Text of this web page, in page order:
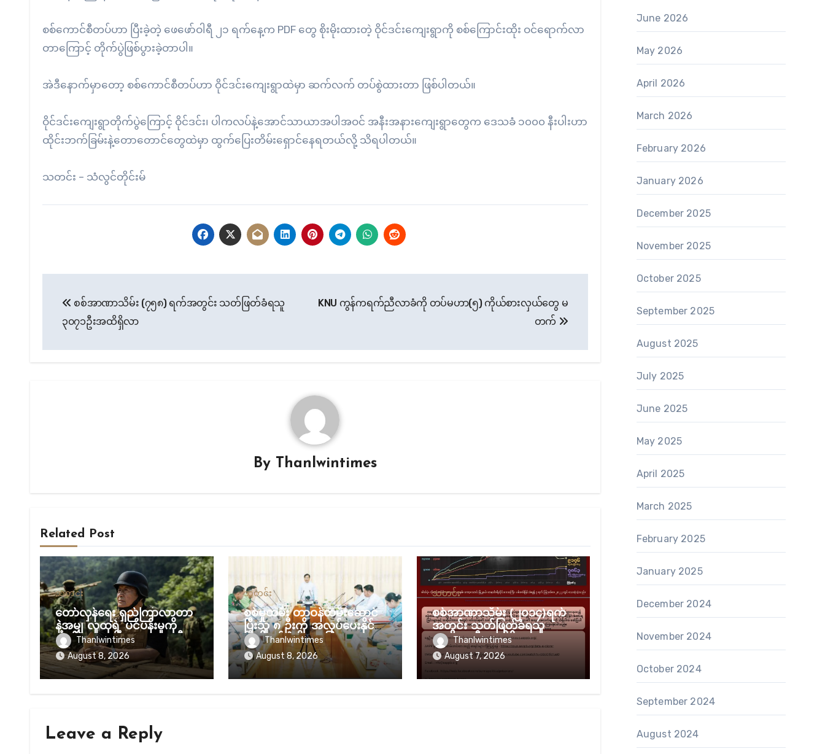
စစ်ကောင်စီတပ်ဟာ ပြီးခဲ့တဲ့ ဖေဖော်ဝါရီ ၂၁ ရက်နေ့က PDF တွေ စိုးမိုးထားတဲ့ ဝိုင်ဒင်းကျေးရွာကို စစ်ကြောင်းထိုး ဝင်ရောက်လာ
တာကြောင့် တိုက်ပွဲဖြစ်ပွားခဲ့တာပါ။
အဲဒီနောက်မှာတော့ စစ်ကောင်စီတပ်ဟာ ဝိုင်ဒင်းကျေးရွာထဲမှာ ဆက်လက် တပ်စွဲထားတာ ဖြစ်ပါတယ်။
ဝိုင်ဒင်းကျေးရွာတိုက်ပွဲကြောင့် ဝိုင်ဒင်း၊ ပါကလပ်နဲ့အောင်သာယာအပါအဝင် အနီးအနားကျေးရွာတွေက ဒေသခံ ၁၀၀၀ နီးပါးဟာ
ထိုင်းဘက်ခြမ်းနဲ့တောတောင်တွေထဲမှာ ထွက်ပြေးတိမ်းရှောင်နေရတယ်လို့ သိရပါတယ်။
သတင်း – သံလွင်တိုင်းမ်
navigation
စစ်အာဏာသိမ်း (၇၅၈) ရက်အတွင်း သတ်ဖြတ်ခံရသူ
၃၀၇၁ဦးအထိရှိလာ
KNU ကွန်ကရက်ညီလာခံကို တပ်မဟာ(၅) ကိုယ်စားလှယ်တွေ မ
တက်
By Thanlwintimes
Related Post
သတင်း
တော်လှန်ရေး ရှည်ကြာလာတာ
နဲ့အမျှ လူထုရဲ့ ပင်ပန်းမှုကို
လျစ်လျူမရှုဖို့ NUG ယာယီ
သမ္မတ သတိပေး
Thanlwintimes
August 8, 2026
သတင်း
စစ်မှုထမ်း တာဝန်ထမ်းဆောင်
ပြီးသူ ၈ ဦးကို အလုပ်ပေးနိုင်ခဲ့
ပြီလို့ စစ်အစိုးရ ပြော
Thanlwintimes
August 8, 2026
သတင်း
စစ်အာဏာသိမ်း (၂၀၁၄)ရက်
အတွင်း သတ်ဖြတ်ခံရသူ
(၈၂၃၉) ဦးအထိရှိလာ
Thanlwintimes
August 7, 2026
Leave a Reply
June 2026
May 2026
April 2026
March 2026
February 2026
January 2026
December 2025
November 2025
October 2025
September 2025
August 2025
July 2025
June 2025
May 2025
April 2025
March 2025
February 2025
January 2025
December 2024
November 2024
October 2024
September 2024
August 2024